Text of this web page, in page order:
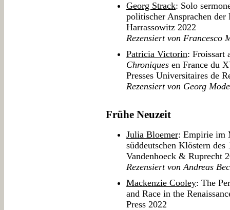
Georg Strack: Solo
politischer Ansprachen
Harrassowitz 2022
Rezensiert von Francesco
Patricia Victorin: Froissart
Chroniques en France du
Presses Universitaires de
Rezensiert von Georg
Frühe Neuzeit
Julia Bloemer: Empirie im
süddeutschen Klöstern
Vandenhoeck & Ruprecht
Rezensiert von Andreas
Mackenzie Cooley: The
and Race in the
Press 2022